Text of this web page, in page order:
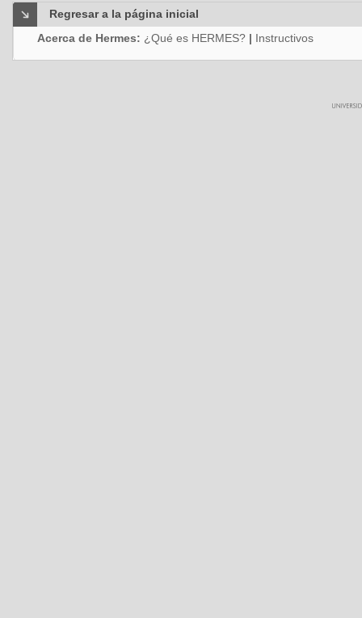
Regresar a la página inicial
Acerca de Hermes: ¿Qué es HERMES? | Instructivos